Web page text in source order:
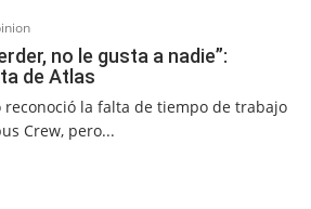
no le gusta a nadie”:
de Atlas
reconoció la falta de tiempo de trabajo
Crew, pero...